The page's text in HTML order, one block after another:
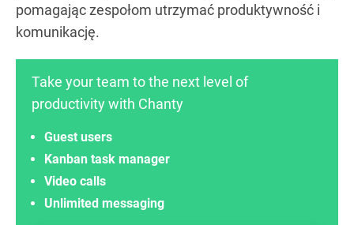
pomagając zespołom utrzymać produktywność i
komunikację.
Take your team to the next level of
productivity with Chanty
Unlimited messaging
Video calls
Kanban task manager
Guest users